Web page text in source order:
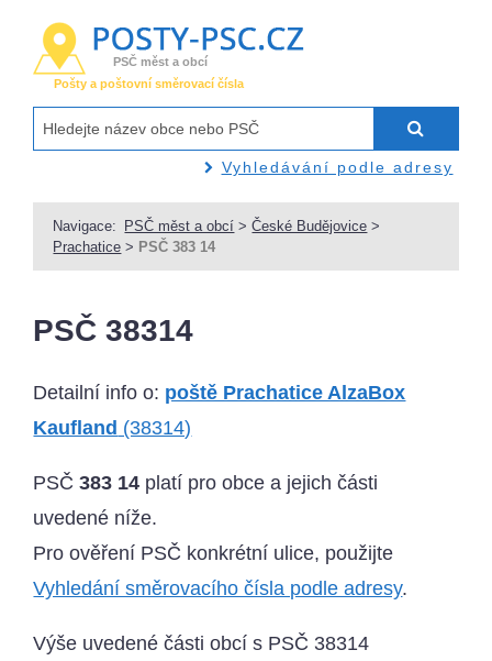
PSČ měst a obcí
Pošty a poštovní směrovací čísla
Vyhledávání podle adresy
Navigace: PSČ měst a obcí >České Budějovice >
Prachatice > PSČ 383 14
PSČ 38314
Detailní info o: poště Prachatice AlzaBox
Kaufland (38314)
PSČ383 14 platí pro obce a jejich části
uvedené níže.
Pro ověření PSČ konkrétní ulice, použijte
Vyhledání směrovacího čísla podle adresy.
Výše uvedené části obcí s PSČ 38314